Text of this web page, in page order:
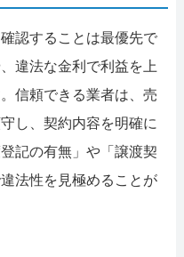
認することは最優先で
違法な金利で利益を上
信頼できる業者は、売
し、契約内容を明確に
記の有無」や「譲渡契
法性を見極めることが